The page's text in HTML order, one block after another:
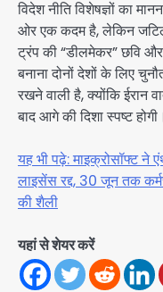
विदेश नीति विशेषज्ञों का
ओर एक कदम है, लेकिन जटिल
ट्रंप की “डीलमेकर” छवि
बनाना दोनों देशों के लिए
रखने वाली है, क्योंकि ईरान
बाद आगे की दिशा स्पष्ट होगी।
यह भी पढ़े: माइक्रोसॉफ्ट
लाइसेंस रद्द, 30 जून तक
की शैली
यहां से शेयर करें